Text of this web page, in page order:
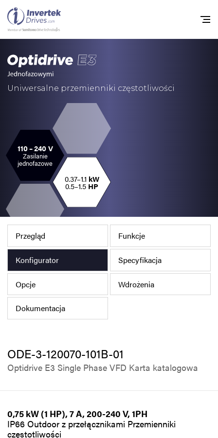
Uniwersalne przemienniki częstotliwości
110 – 240 V
Zasilanie
jednofazowe
0.37–1.1 kW
0.5–1.5 HP
Przegląd Funkcje
Konfigurator Specyfikacja
Opcje Wdrożenia
Dokumentacja
ODE-3-120070-101B-01
Optidrive E3 Single Phase VFD Karta katalogowa
0,75 kW (1 HP), 7 A, 200-240 V, 1PH
IP66 Outdoor z przełącznikami Przemienniki
częstotliwości
Przemienniki
Polityka prywatności
Mapa strony
iSource